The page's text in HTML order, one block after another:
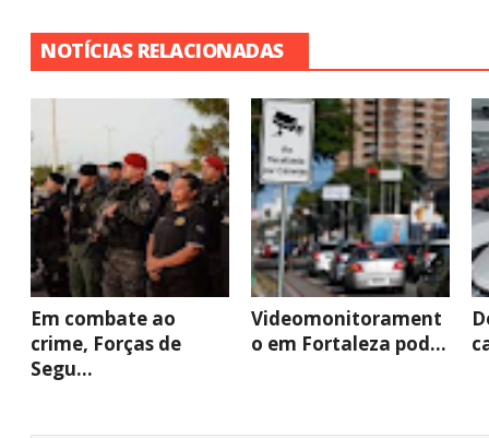
NOTÍCIAS RELACIONADAS
Em combate ao
crime, Forças de
Segu...
Videomonitorament
o em Fortaleza pod...